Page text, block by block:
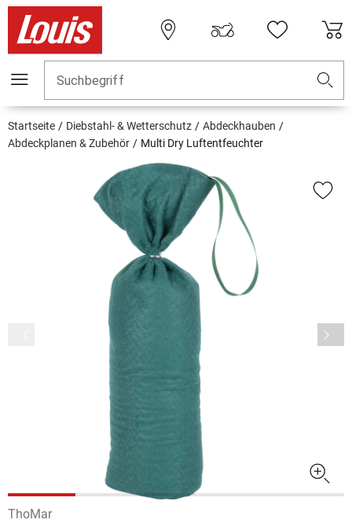
Suchbegriff
Startseite Diebstahl- & Wetterschutz
Abdeckhauben
Abdeckplanen & Zubehör
Multi Dry Luftentfeuchter
ThoMar